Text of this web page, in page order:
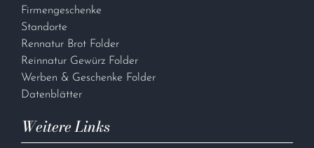
Firmengeschenke
Standorte
Rennatur Brot Folder
Reinnatur Gewürz Folder
Werben & Geschenke Folder
Datenblätter
Weitere Links